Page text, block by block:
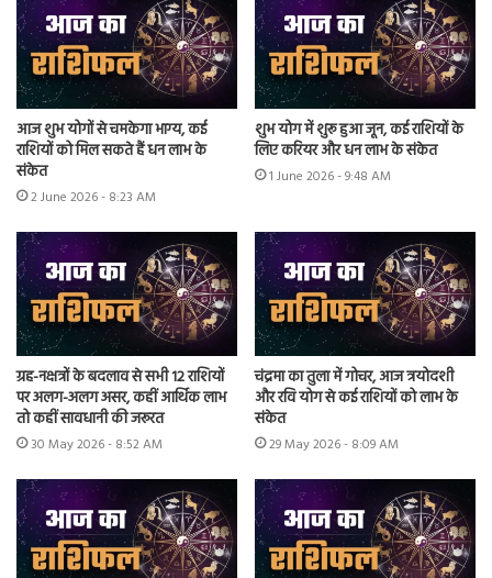
आज शुभ योगों से चमकेगा भाग्य, कई
राशियों को मिल सकते हैं धन लाभ के
संकेत
2 June 2026 - 8:23 AM
शुभ योग में शुरू हुआ जून, कई राशियों के
लिए करियर और धन लाभ के संकेत
1 June 2026 - 9:48 AM
ग्रह-नक्षत्रों के बदलाव से सभी 12 राशियों
पर अलग-अलग असर, कहीं आर्थिक लाभ
तो कहीं सावधानी की जरूरत
30 May 2026 - 8:52 AM
चंद्रमा का तुला में गोचर, आज त्रयोदशी
और रवि योग से कई राशियों को लाभ के
संकेत
29 May 2026 - 8:09 AM